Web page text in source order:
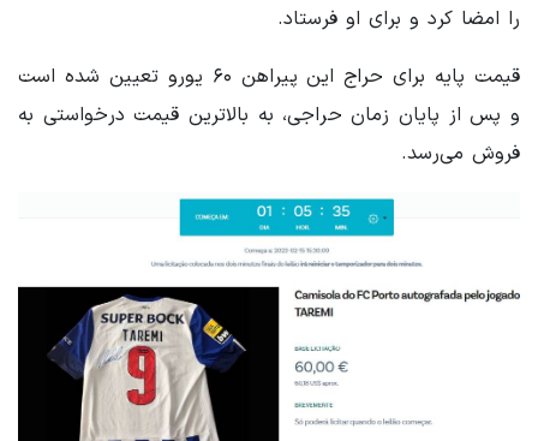
را امضا کرد و برای او فرستاد.
قیمت پایه برای حراج این پیراهن ۶۰ یورو تعیین شده است
و پس از پایان زمان حراجی، به بالاترین قیمت درخواستی به
فروش می‌رسد.